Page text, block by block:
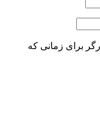
برای زمانی که